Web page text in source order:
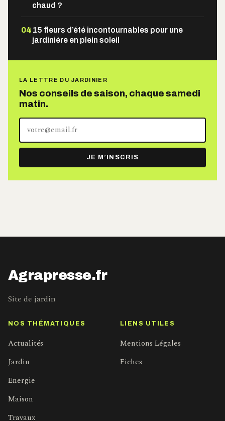
chaud ?
04 15 fleurs d’été incontournables pour une
jardinière en plein soleil
LA LETTRE DU JARDINIER
Nos conseils de saison, chaque samedi
matin.
Votre
adresse
e-
mail
JE M’INSCRIS
Agrapresse.fr
Site de jardin
NOS THÉMATIQUES
Actualités
Jardin
Energie
Maison
Travaux
LIENS UTILES
Mentions Légales
Fiches